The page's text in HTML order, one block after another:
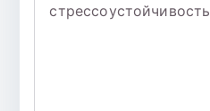
стрессоустойчивость